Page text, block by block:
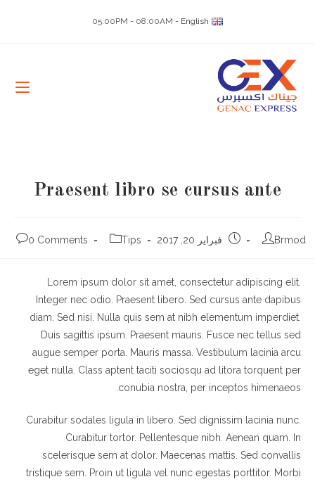
English
- 05:00PM - 08:00AM
Praesent libro se cursus ante
Post
Brmod
Postفبراير 20, 2017
Post
Tips
Post
0 Comments
Lorem ipsum dolor sit amet, consectetur adipiscing elit.
Integer nec odio. Praesent libero. Sed cursus ante dapibus
diam. Sed nisi. Nulla quis sem at nibh elementum imperdiet.
Duis sagittis ipsum. Praesent mauris. Fusce nec tellus sed
augue semper porta. Mauris massa. Vestibulum lacinia arcu
eget nulla. Class aptent taciti sociosqu ad litora torquent per
conubia nostra, per inceptos himenaeos.
Curabitur sodales ligula in libero. Sed dignissim lacinia nunc.
Curabitur tortor. Pellentesque nibh. Aenean quam. In
scelerisque sem at dolor. Maecenas mattis. Sed convallis
tristique sem. Proin ut ligula vel nunc egestas porttitor. Morbi